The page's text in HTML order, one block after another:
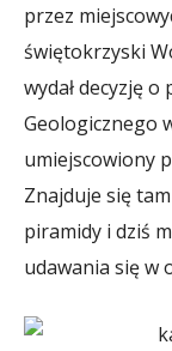
przez
świętokrzyski
wydał decyzję
Geologicznego
umiejscowiony
Znajduje się
piramidy i dziś
udawania się w